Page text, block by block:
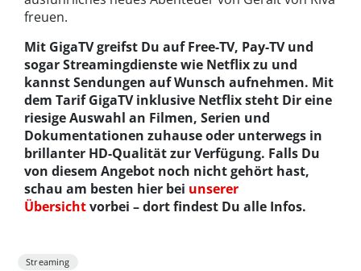
freuen.
Mit GigaTV greifst Du auf Free-TV, Pay-TV und
sogar Streamingdienste wie Netflix zu und
kannst Sendungen auf Wunsch aufnehmen. Mit
dem Tarif GigaTV inklusive Netflix steht Dir eine
riesige Auswahl an Filmen, Serien und
Dokumentationen zuhause oder unterwegs in
brillanter HD-Qualität zur Verfügung. Falls Du
von diesem Angebot noch nicht gehört hast,
schau am besten hier bei unserer
Übersichtvorbei – dort findest Du alle Infos.
Streaming